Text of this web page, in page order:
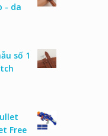
- da
số 1
Free